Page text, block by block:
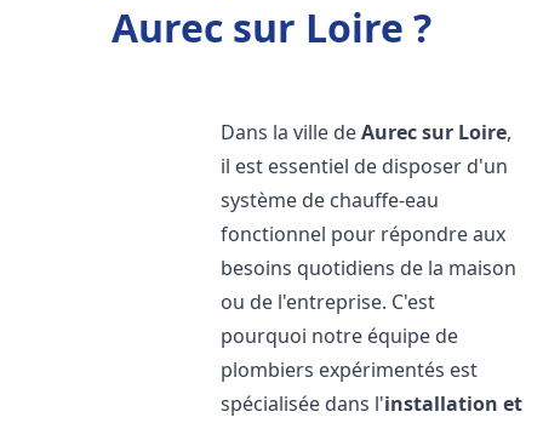
Aurec sur Loire ?
Dans la ville deAurec sur Loire,
il est essentiel de disposer d'un
système de chauffe-eau
fonctionnel pour répondre aux
besoins quotidiens de la maison
ou de l'entreprise. C'est
pourquoi notre équipe de
plombiers expérimentés est
spécialisée dans l'installation et